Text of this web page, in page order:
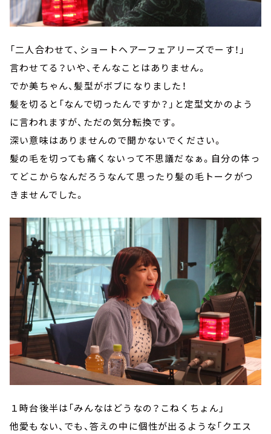
「二人合わせて、ショートヘアーフェアリーズでーす！」
言わせてる？いや、そんなことはありません。
でか美ちゃん、髪型がボブになりました！
髪を切ると「なんで切ったんですか？」と定型文かのよう
に言われますが、ただの気分転換です。
深い意味はありませんので聞かないでください。
髪の毛を切っても痛くないって不思議だなぁ。自分の体っ
てどこからなんだろうなんて思ったり髪の毛トークがつ
きませんでした。
１時台後半は「みんなはどうなの？こねくちょん」
他愛もない、でも、答えの中に個性が出るような「クエス